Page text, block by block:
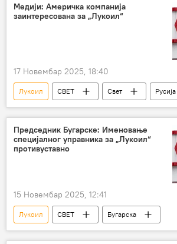
Медији: Америчка компанија
заинтересована за „Лукоил“
17 Новембар 2025, 18:40
Лукоил СВЕТ Свет Русија
Председник Бугарске: Именовање
специјалног управника за „Лукоил“
противуставно
15 Новембар 2025, 12:41
Лукоил СВЕТ
Бугарска
Европска унија (ЕУ)
Русија – политика